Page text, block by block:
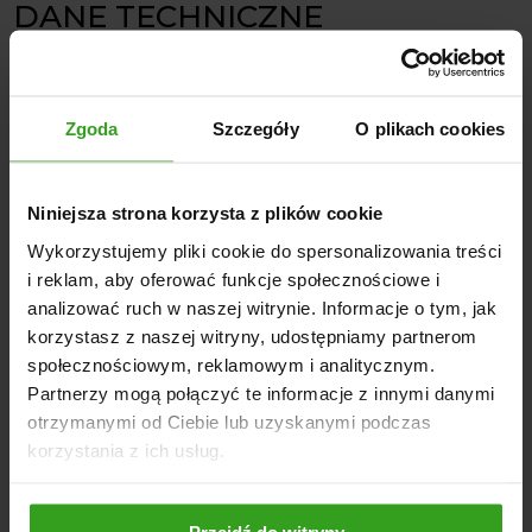
Zgoda Szczegóły O plikach cookies
Niniejsza strona korzysta z plików cookie
Wykorzystujemy pliki cookie do spersonalizowania treści
i reklam, aby oferować funkcje społecznościowe i
analizować ruch w naszej witrynie. Informacje o tym, jak
korzystasz z naszej witryny, udostępniamy partnerom
społecznościowym, reklamowym i analitycznym.
Partnerzy mogą połączyć te informacje z innymi danymi
otrzymanymi od Ciebie lub uzyskanymi podczas
korzystania z ich usług.
DANE TECHNICZNE
Waga ładowacza: 562 kg
Zapotrzebowanie mocy ciągnika: 60-120 KM
Ciśnienie pracy: do 190 bar
Prędkość robocza: 8 km/h
Prędkość transportowa: 15 km/h
Nie czekaj, skontaktuj się z nami i dowiedz się więcej o
tym, jak ładowacz METAL-TECHNIK Model MT02 może
usprawnić Twoją pracę!
NASI KLIENCI WYBIERALI RÓWNIEŻ